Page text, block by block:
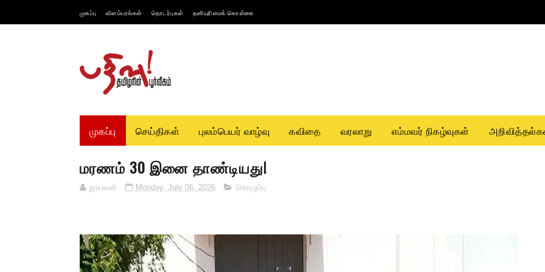
முகப்பு விளம்பரங்கள் தொடர்புகள் தனியுரிமைக் கொள்கை
முகப்பு செய்திகள் புலம்பெயர் வாழ்வு கவிதை வரலாறு எம்மவர் நிகழ்வுகள்
மரணம் 30 இனை தாண்டியது!
தூயவன் Monday, July 06, 2026 கொழும்பு